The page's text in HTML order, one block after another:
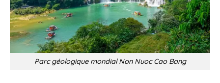
Parc géologique mondial Non Nuoc Cao Bang